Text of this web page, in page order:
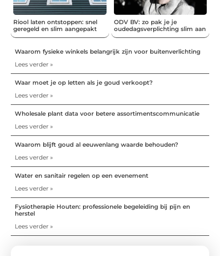
Riool laten ontstoppen: snel
geregeld en slim aangepakt
ODV BV: zo pak je je
oudedagsverplichting slim aan
Waarom fysieke winkels belangrijk zijn voor buitenverlichting
Lees verder »
Waar moet je op letten als je goud verkoopt?
Lees verder »
Wholesale plant data voor betere assortimentscommunicatie
Lees verder »
Waarom blijft goud al eeuwenlang waarde behouden?
Lees verder »
Water en sanitair regelen op een evenement
Lees verder »
Fysiotherapie Houten: professionele begeleiding bij pijn en
herstel
Lees verder »